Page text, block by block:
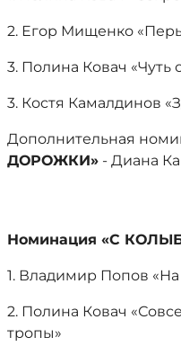
2. Егор Мищенко
3. Полина Ковач «Чуть
3. Костя Камалдинов
Дополнительная
ДОРОЖКИ» - Диана
Номинация «С
1. Владимир Попов «На
2. Полина Ковач
тропы»